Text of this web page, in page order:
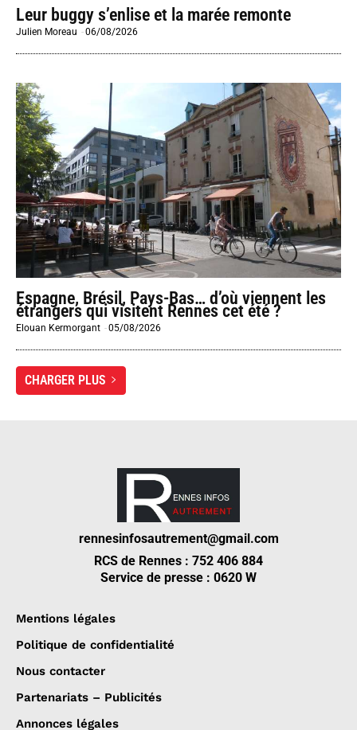
Leur buggy s’enlise et la marée remonte
Julien Moreau -06/08/2026
Espagne, Brésil, Pays-Bas… d’où viennent les
étrangers qui visitent Rennes cet été ?
Elouan Kermorgant -05/08/2026
CHARGER PLUS
rennesinfosautrement@gmail.com
RCS de Rennes : 752 406 884
Service de presse : 0620 W
Mentions légales
Politique de confidentialité
Nous contacter
Partenariats – Publicités
Annonces légales